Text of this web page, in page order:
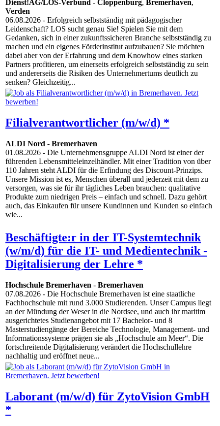
Dienst!AG/LOS-Verbund - Cloppenburg, Bremerhaven,
Verden
06.08.2026 - Erfolgreich selbstständig mit pädagogischer
Leidenschaft? LOS sucht genau Sie! Spielen Sie mit dem
Gedanken, sich in einer zukunftssicheren Branche selbstständig zu
machen und ein eigenes Förderinstitut aufzubauen? Sie möchten
dabei aber von der Erfahrung und dem Knowhow eines starken
Partners profitieren, um einerseits erfolgreich selbstständig zu sein
und andererseits die Risiken des Unternehmertums deutlich zu
senken? Gleichzeitig...
Filialverantwortlicher (m/w/d) *
ALDI Nord - Bremerhaven
01.08.2026 - Die Unternehmensgruppe ALDI Nord ist einer der
führenden Lebensmitteleinzelhändler. Mit einer Tradition von über
110 Jahren steht ALDI für die Erfindung des Discount-Prinzips.
Unsere Mission ist es, Menschen überall und jederzeit mit dem zu
versorgen, was sie für ihr tägliches Leben brauchen: qualitative
Produkte zum niedrigen Preis – einfach und schnell. Dazu gehört
auch, das Einkaufen für unsere Kundinnen und Kunden so einfach
wie...
Beschäftigte:r in der IT-Systemtechnik
(w/m/d) für die IT- und Medientechnik -
Digitalisierung der Lehre *
Hochschule Bremerhaven - Bremerhaven
07.08.2026 - Die Hochschule Bremerhaven ist eine staatliche
Fachhochschule mit rund 3.000 Studierenden. Unser Campus liegt
an der Mündung der Weser in die Nordsee, und auch ihr maritim
ausgerichtetes Studienangebot mit 17 Bachelor- und 8
Masterstudiengänge der Bereiche Technologie, Management- und
Informationssysteme prägen sie als „Hochschule am Meer“. Die
fortschreitende Digitalisierung verändert die Hochschullehre
nachhaltig und eröffnet neue...
Laborant (m/w/d) für ZytoVision GmbH
*